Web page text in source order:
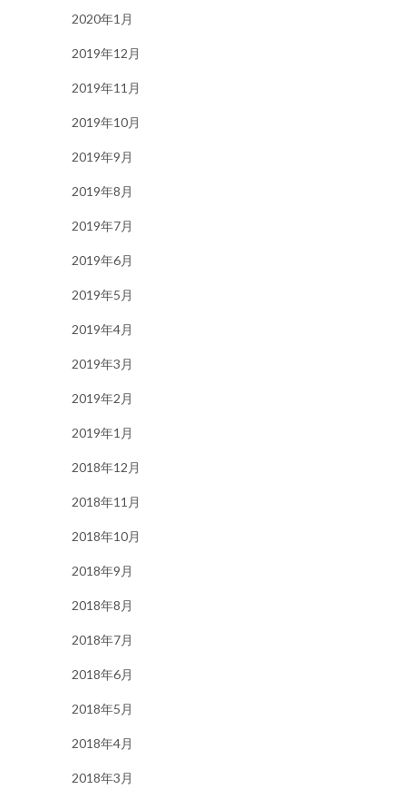
2020年1月
2019年12月
2019年11月
2019年10月
2019年9月
2019年8月
2019年7月
2019年6月
2019年5月
2019年4月
2019年3月
2019年2月
2019年1月
2018年12月
2018年11月
2018年10月
2018年9月
2018年8月
2018年7月
2018年6月
2018年5月
2018年4月
2018年3月